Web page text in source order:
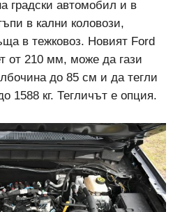
градски автомобил и в
в кални коловози,
в тежковоз. Новият Ford
от 210 мм, може да гази
до 85 см и да тегли
1588 кг. Тегличът е опция.